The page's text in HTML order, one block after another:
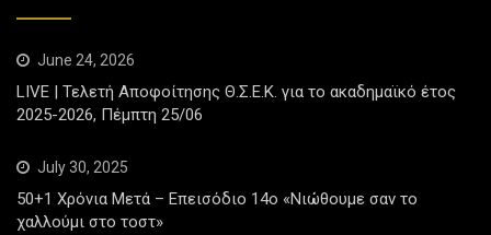
June 24, 2026
LIVE | Τελετή Αποφοίτησης Θ.Σ.Ε.Κ. για το ακαδημαϊκό έτος
2025-2026, Πέμπτη 25/06
July 30, 2025
50+1 Χρόνια Μετά – Επεισόδιο 14ο «Νιώθουμε σαν το
χαλλούμι στο τοστ»